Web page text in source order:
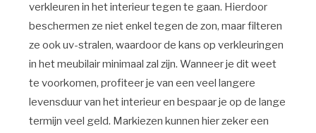
verkleuren in het interieur tegen te gaan. Hierdoor
beschermen ze niet enkel tegen de zon, maar filteren
ze ook uv-stralen, waardoor de kans op verkleuringen
in het meubilair minimaal zal zijn. Wanneer je dit weet
te voorkomen, profiteer je van een veel langere
levensduur van het interieur en bespaar je op de lange
termijn veel geld. Markiezen kunnen hier zeker een